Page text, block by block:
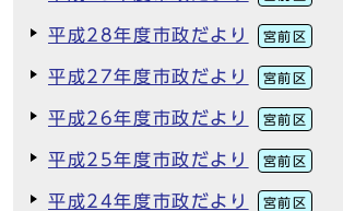
平成28年度市政だより 宮前区
平成27年度市政だより 宮前区
平成26年度市政だより 宮前区
平成25年度市政だより 宮前区
平成24年度市政だより 宮前区